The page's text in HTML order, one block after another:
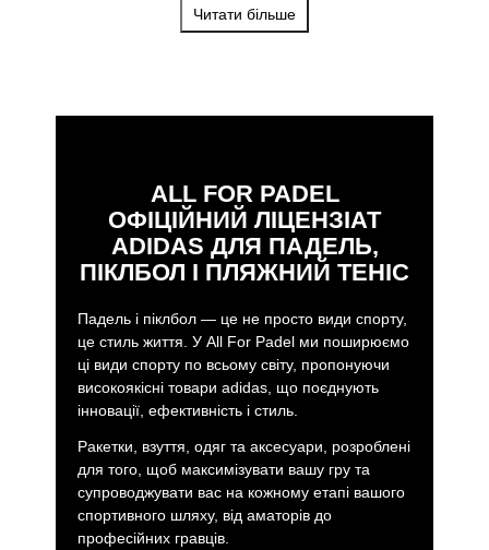
several rackets, clothing, and accessories, they are the
ideal choice for players who take all their equipment to the
multigame blue 3.3,racket bag adidas multigame
Lightweight, comfortable, and with just the right amount of
space for the essentials. Ideal if you want to move around
with agility without sacrificing the protection of your rackets
Here is a selection of backpacks such as the backpack
multigame 3.2 ,backpack protour anthracite 3.3, and
backpack adidas multigame sand 3.4
When should you choose a padel bag?
If you need extra capacity and want to keep your rackets
at the ideal temperature, adidas Padel bags are your best
ally. With separate spaces for shoes and accessories, they
are perfect for all types of players.
You have padel bags such as the
Читати більше
ALL FOR PADEL
ОФІЦІЙНИЙ ЛІЦЕНЗІАТ
ADIDAS ДЛЯ ПАДЕЛЬ,
ПІКЛБОЛ І ПЛЯЖНИЙ ТЕНІС
Падель і піклбол — це не просто види спорту,
це стиль життя. У All For Padel ми поширюємо
ці види спорту по всьому світу, пропонуючи
високоякісні товари adidas, що поєднують
інновації, ефективність і стиль.
Ракетки, взуття, одяг та аксесуари, розроблені
для того, щоб максимізувати вашу гру та
супроводжувати вас на кожному етапі вашого
спортивного шляху, від аматорів до
професійних гравців.